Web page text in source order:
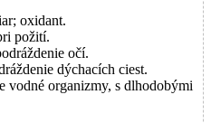
oxidant.
požití.
očí.
dýchacích ciest.
vodné organizmy, s dlhodobými